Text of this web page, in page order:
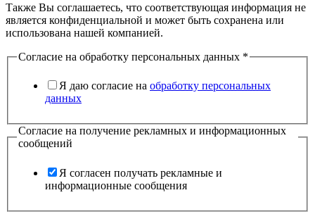
Также Вы соглашаетесь, что соответствующая информация не
является конфиденциальной и может быть сохранена или
использована нашей компанией.
Согласие на обработку персональных данных *
Я даю согласие на обработку персональных
данных
Согласие на получение рекламных и информационных
сообщений
Я согласен получать рекламные и
информационные сообщения